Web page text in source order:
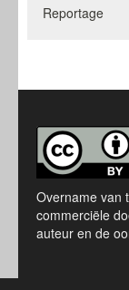
Reportage
Overname van
commerciële
auteur en de